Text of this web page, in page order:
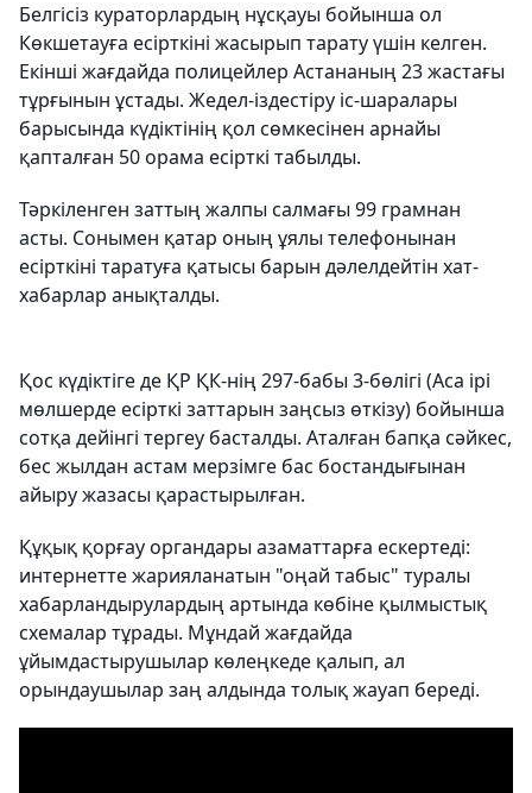
Белгісіз кураторлардың нұсқауы бойынша ол
Көкшетауға есірткіні жасырып тарату үшін келген.
Екінші жағдайда полицейлер Астананың 23 жастағы
тұрғынын ұстады. Жедел-іздестіру іс-шаралары
барысында күдіктінің қол сөмкесінен арнайы
қапталған 50 орама есірткі табылды.
Тәркіленген заттың жалпы салмағы 99 грамнан
асты. Сонымен қатар оның ұялы телефонынан
есірткіні таратуға қатысы барын дәлелдейтін хат-
хабарлар анықталды.
Қос күдіктіге де ҚР ҚК-нің 297-бабы 3-бөлігі (Аса ірі
мөлшерде есірткі заттарын заңсыз өткізу) бойынша
сотқа дейінгі тергеу басталды. Аталған бапқа сәйкес,
бес жылдан астам мерзімге бас бостандығынан
айыру жазасы қарастырылған.
Құқық қорғау органдары азаматтарға ескертеді:
интернетте жарияланатын "оңай табыс" туралы
хабарландырулардың артында көбіне қылмыстық
схемалар тұрады. Мұндай жағдайда
ұйымдастырушылар көлеңкеде қалып, ал
орындаушылар заң алдында толық жауап береді.